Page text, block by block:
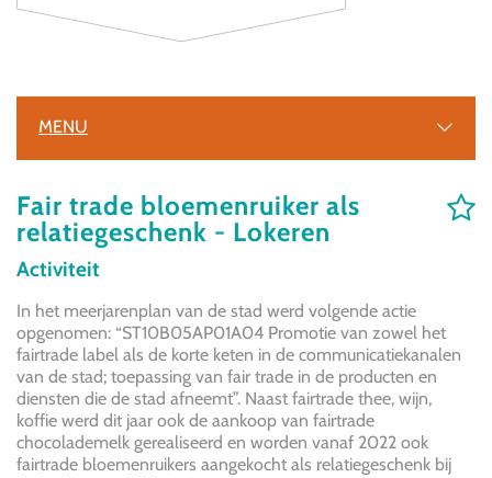
MENU
Fair trade bloemenruiker als
relatiegeschenk - Lokeren
Activiteit
In het meerjarenplan van de stad werd volgende actie
opgenomen: “ST10B05AP01A04 Promotie van zowel het
fairtrade label als de korte keten in de communicatiekanalen
van de stad; toepassing van fair trade in de producten en
diensten die de stad afneemt”. Naast fairtrade thee, wijn,
koffie werd dit jaar ook de aankoop van fairtrade
chocolademelk gerealiseerd en worden vanaf 2022 ook
fairtrade bloemenruikers aangekocht als relatiegeschenk bij